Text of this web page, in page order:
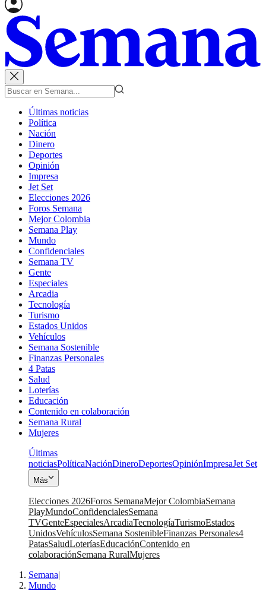
Últimas noticias
Política
Nación
Dinero
Deportes
Opinión
Impresa
Jet Set
Elecciones 2026
Foros Semana
Mejor Colombia
Semana Play
Mundo
Confidenciales
Semana TV
Gente
Especiales
Arcadia
Tecnología
Turismo
Estados Unidos
Vehículos
Semana Sostenible
Finanzas Personales
4 Patas
Salud
Loterías
Educación
Contenido en colaboración
Semana Rural
Mujeres
Últimas
noticiasPolíticaNaciónDineroDeportesOpiniónImpresaJet Set
Más
Elecciones 2026Foros SemanaMejor ColombiaSemana
PlayMundoConfidencialesSemana
TVGenteEspecialesArcadiaTecnologíaTurismoEstados
UnidosVehículosSemana SostenibleFinanzas Personales4
PatasSaludLoteríasEducaciónContenido en
colaboraciónSemana RuralMujeres
Semana|
Mundo